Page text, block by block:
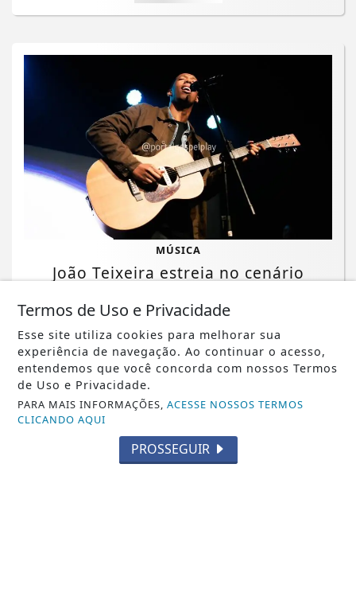
MÚSICA
João Teixeira estreia no cenário
"Primeiro Lugar"
Saiba Mais
Termos de Uso e Privacidade
Esse site utiliza cookies para melhorar sua
experiência de navegação. Ao continuar o acesso,
entendemos que você concorda com nossos Termos
de Uso e Privacidade.
PARA MAIS INFORMAÇÕES,ACESSE NOSSOS TERMOS
CLICANDO AQUI
PROSSEGUIR